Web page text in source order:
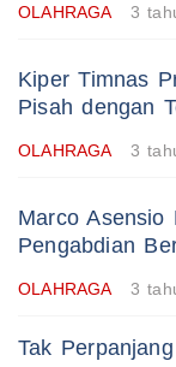
OLAHRAGA 3
Kiper Timnas
Pisah dengan
OLAHRAGA 3
Marco Asensio
Pengabdian
OLAHRAGA 3
Tak